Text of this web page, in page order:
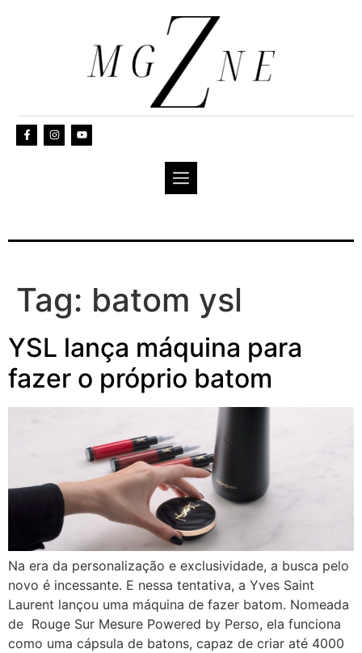
Tag: batom ysl
YSL lança máquina para
fazer o próprio batom
Na era da personalização e exclusividade, a busca pelo
novo é incessante. E nessa tentativa, a Yves Saint
Laurent lançou uma máquina de fazer batom. Nomeada
de Rouge Sur Mesure Powered by Perso, ela funciona
como uma cápsula de batons, capaz de criar até 4000